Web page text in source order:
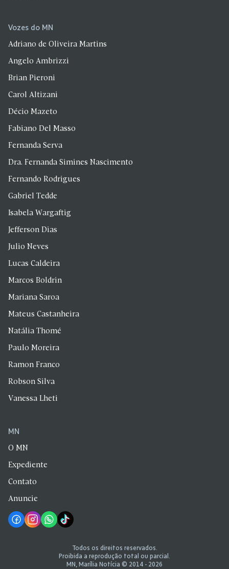
Vozes do MN
Adriano de Oliveira Martins
Angelo Ambrizzi
Brian Pieroni
Carol Altizani
Décio Mazeto
Fabiano Del Masso
Fernanda Serva
Dra. Fernanda Simines Nascimento
Fernando Rodrigues
Gabriel Tedde
Isabela Wargaftig
Jefferson Dias
Julio Neves
Lucas Caldeira
Marcos Boldrin
Mariana Saroa
Mateus Castanheira
Natália Thomé
Paulo Moreira
Ramon Franco
Robson Silva
Vanessa Lheti
MN
O MN
Expediente
Contato
Anuncie
Todos os direitos reservados.
Proibida a reprodução total ou parcial.
MN, Marília Notícia © 2014 - 2026